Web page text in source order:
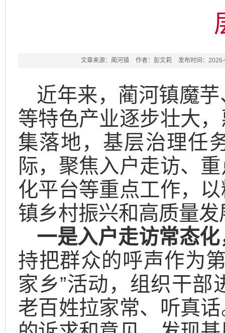
文章来源：蔺河镇 作者：彭文莉 发布时间：
近年来，蔺河镇魔
等特色产业逐步壮大
集落地，基层治理任
际，聚焦入户走访、
化平台等重点工作，
镇乡村振兴和高质量
一是入户走访常态
持把群众的呼声作为
家乡”活动，组织干
老百姓拉家常、听真